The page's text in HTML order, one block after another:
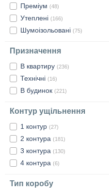
Преміум (48)
Утеплені (166)
Шумоізольовані (75)
Призначення
В квартиру (236)
Технічні (16)
В будинок (221)
Контур ущільнення
1 контур (27)
2 контура (181)
3 контура (130)
4 контура (6)
Тип коробу